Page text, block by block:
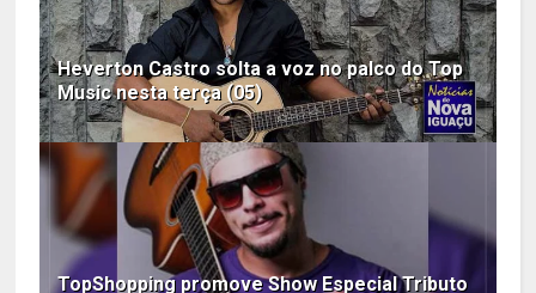
Heverton Castro solta a voz no palco do Top
Music nesta terça (05)
TopShopping promove Show Especial Tributo